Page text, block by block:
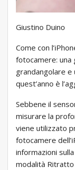
Giustino Duino
Come con
fotocamere: una
grandangolare
quest’anno è
Sebbene il
misurare la
viene utilizzato
fotocamere
informazioni
modalità